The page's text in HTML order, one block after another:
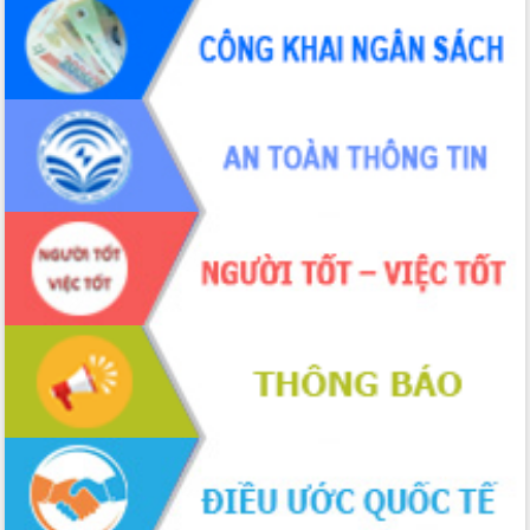
Chương trình “Gặp gỡ hữu nghị –
Friendship Meeting New Year 2026”
Bầu cử Quốc hội và HĐND: Cử tri Đắk
Lắk gửi gắm niềm tin, kỳ vọng vào lá
Đắk Lắk sẵn sàng các điều kiện cho
Ngày hội bầu cử đại biểu Quốc hội
khóa XVI và HĐND các cấp nhiệm kỳ
2026-2031
Đảm bảo cuộc bầu cử đại biểu Quốc
hội và đại biểu HĐND các cấp diễn ra
an toàn, hiệu quả, đúng quy định
Thủ tướng Chính phủ Phạm Minh Chính
kiểm tra, chỉ đạo hoàn thành các dự
án cao tốc và thăm khu tái định cư tại
Đắk Lắk
Sôi nổi Hội đua ngựa truyền thống Gò
Thì Thùng mừng Xuân Bính Ngọ 2026
Lãnh đạo tỉnh dâng hương tưởng niệm
tại Đập Đồng Cam đầu Xuân Bính Ngọ
Ngành nông nghiệp phấn đấu tăng